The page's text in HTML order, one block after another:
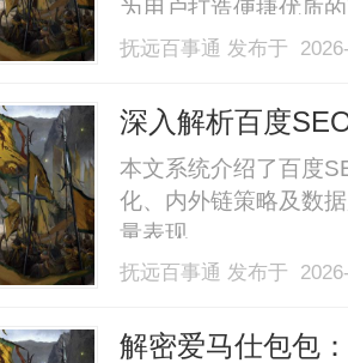
为用户打造便捷优质
抚远百事通 发布于
深入解析百度
本文系统介绍了百度
化、内外链策略及数
量表现。......
抚远百事通 发布于
解密爱马仕包包